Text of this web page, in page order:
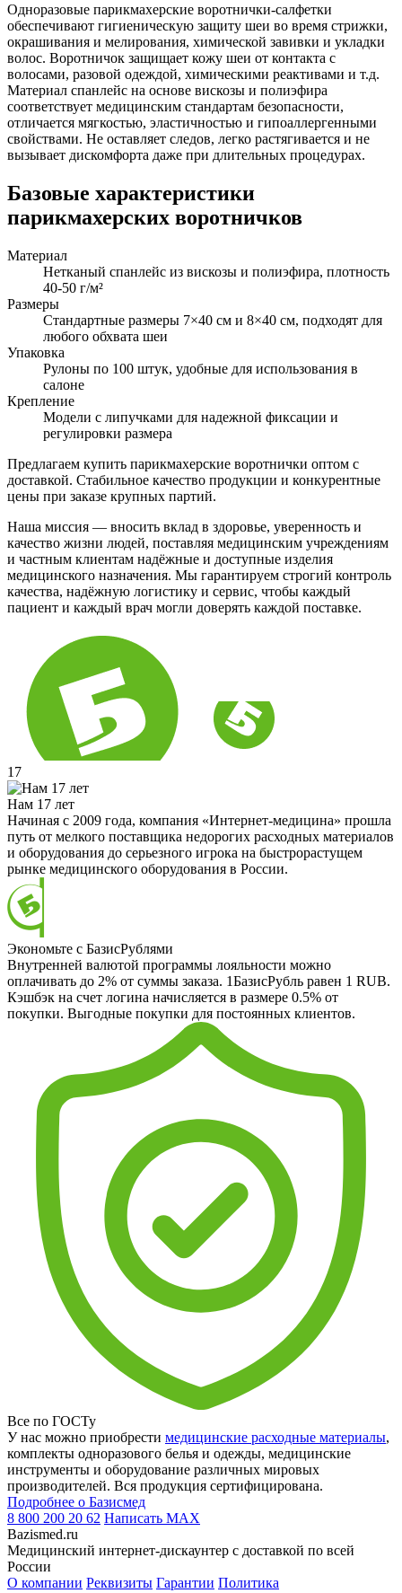
Одноразовые парикмахерские воротнички-салфетки
обеспечивают гигиеническую защиту шеи во время стрижки,
окрашивания и мелирования, химической завивки и укладки
волос. Воротничок защищает кожу шеи от контакта с
волосами, разовой одеждой, химическими реактивами и т.д.
Материал спанлейс на основе вискозы и полиэфира
соответствует медицинским стандартам безопасности,
отличается мягкостью, эластичностью и гипоаллергенными
свойствами. Не оставляет следов, легко растягивается и не
вызывает дискомфорта даже при длительных процедурах.
Базовые характеристики
парикмахерских воротничков
Материал
Нетканый спанлейс из вискозы и полиэфира, плотность
40-50 г/м²
Размеры
Стандартные размеры 7×40 см и 8×40 см, подходят для
любого обхвата шеи
Упаковка
Рулоны по 100 штук, удобные для использования в
салоне
Крепление
Модели с липучками для надежной фиксации и
регулировки размера
Предлагаем купить парикмахерские воротнички оптом с
доставкой. Стабильное качество продукции и конкурентные
цены при заказе крупных партий.
Наша миссия — вносить вклад в здоровье, уверенность и
качество жизни людей, поставляя медицинским учреждениям
и частным клиентам надёжные и доступные изделия
медицинского назначения. Мы гарантируем строгий контроль
качества, надёжную логистику и сервис, чтобы каждый
пациент и каждый врач могли доверять каждой поставке.
17
Нам 17 лет
Начиная с 2009 года, компания «Интернет-медицина» прошла
путь от мелкого поставщика недорогих расходных материалов
и оборудования до серьезного игрока на быстрорастущем
рынке медицинского оборудования в России.
Экономьте с БазисРублями
Внутренней валютой программы лояльности можно
оплачивать до 2% от суммы заказа. 1БазисРубль равен 1 RUB.
Кэшбэк на счет логина начисляется в размере 0.5% от
покупки. Выгодные покупки для постоянных клиентов.
Все по ГОСТу
У нас можно приобрести медицинские расходные материалы,
комплекты одноразового белья и одежды, медицинские
инструменты и оборудование различных мировых
производителей. Вся продукция сертифицирована.
Подробнее о Базисмед
8 800 200 20 62 Написать MAX
Bazismed.ru
Медицинский интернет-дискаунтер с доставкой по всей
России
О компании Реквизиты Гарантии Политика